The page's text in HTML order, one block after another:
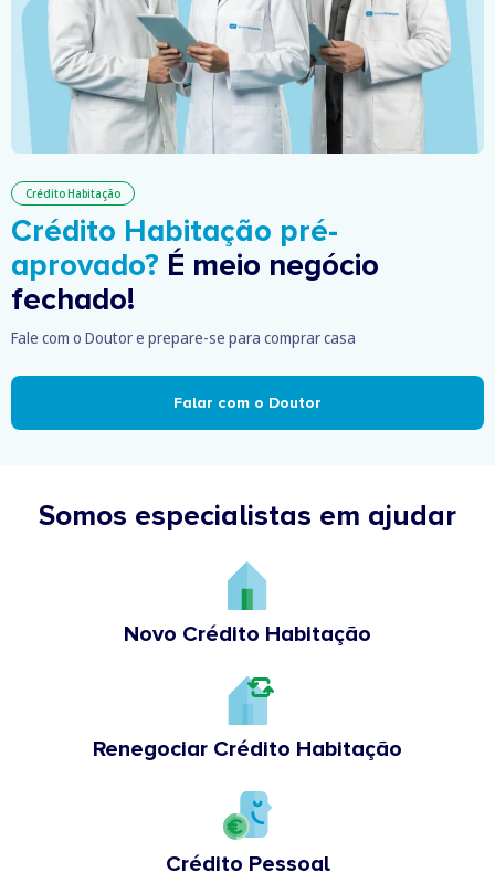
Crédito Habitação
Crédito Habitação pré-
aprovado? É meio negócio
fechado!
Fale com o Doutor e prepare-se para comprar casa
Falar com o Doutor
Somos especialistas em ajudar
Novo Crédito Habitação
Renegociar Crédito Habitação
Crédito Pessoal